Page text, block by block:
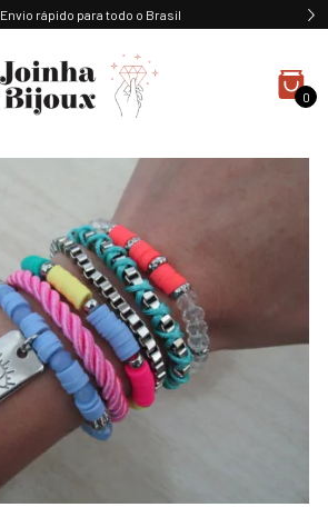
Envio rápido para todo o Brasil
0